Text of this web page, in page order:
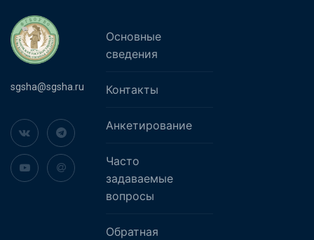
sgsha@sgsha.ru
Основные
сведения
Контакты
Анкетирование
Часто
задаваемые
вопросы
Обратная